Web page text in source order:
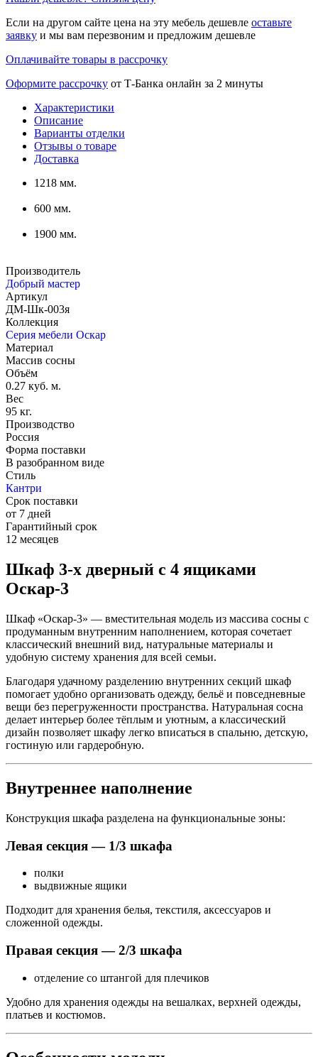
Добавить к сравнению(0)
Добавить в Избранное(0)
Бесцветный лак
Выбрать цвет
Если Вам нужен другой вариант отделки или сочетание
нескольких видов отделки, сообщите об этом менеджеру
при оформлении заказа.
Варианты отделки
1900 мм.
67 477
72 556
+1012бонусов
-
В корзину
Купить в 1 клик
Способы оплаты
Оплата при получении
Оплата онлайн
Безналичная оплата
Способы доставки
Доставка по России:
Самовывоз
Нашли дешевле? Снизим цену
Если на другом сайте цена на эту мебель дешевле
и мы вам перезвоним и предложим дешевле
Оплачивайте товары в рассрочку
Оформите рассрочку
Характеристики
Описание
Варианты отделки
Доставка
1218 мм.
600 мм.
1900 мм.
Добрый мастер
ДМ-Шк-003я
Серия мебели Оскар
Материал
Массив сосны
Объём
Вес
95 кг.
Производство
Форма поставки
В разобранном виде
Стиль